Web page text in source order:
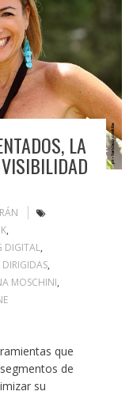
LA
,
DIGITAL,
,
MOSCHINI,
que
de
su